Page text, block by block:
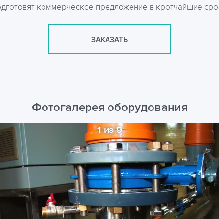
коммерческое предложение в кротчайшие
ЗАКАЗАТЬ
Фотогалерея оборудования
1 из 9